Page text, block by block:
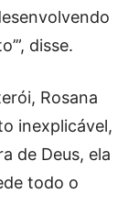
disse.
Rosana
inexplicável,
de Deus, ela
todo o